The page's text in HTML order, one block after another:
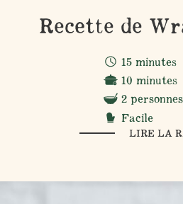
Recette de
15 minutes
10 minutes
2 personnes
Facile
LIRE LA